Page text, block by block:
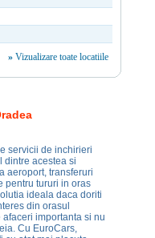
» Vizualizare toate locatiile
servicii de inchirieri
dintre acestea si
aeroport, transferuri
pentru tururi in oras
ideala daca doriti
din orasul
importanta si nu
Cu EuroCars,